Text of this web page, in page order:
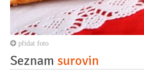
přidat foto
Seznam surovin